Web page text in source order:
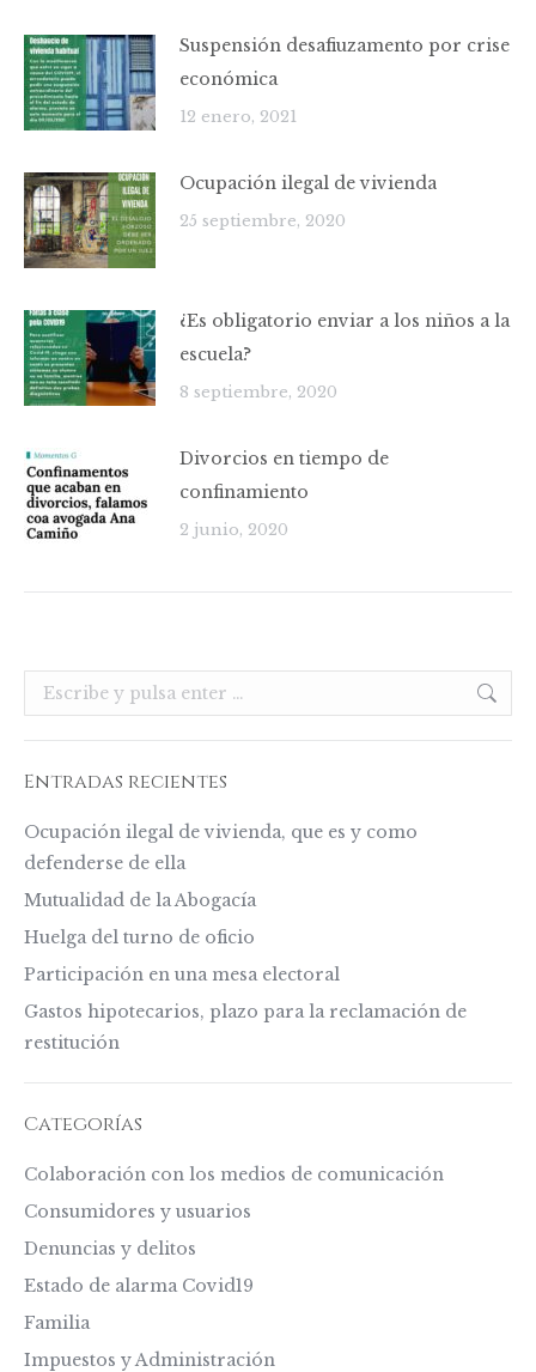
Suspensión desafiuzamento por crise
económica
12 enero, 2021
Ocupación ilegal de vivienda
25 septiembre, 2020
¿Es obligatorio enviar a los niños a la
escuela?
8 septiembre, 2020
Divorcios en tiempo de
confinamiento
2 junio, 2020
Buscar:
Entradas recientes
Ocupación ilegal de vivienda, que es y como
defenderse de ella
Mutualidad de la Abogacía
Huelga del turno de oficio
Participación en una mesa electoral
Gastos hipotecarios, plazo para la reclamación de
restitución
Categorías
Colaboración con los medios de comunicación
Consumidores y usuarios
Denuncias y delitos
Estado de alarma Covid19
Familia
Impuestos y Administración